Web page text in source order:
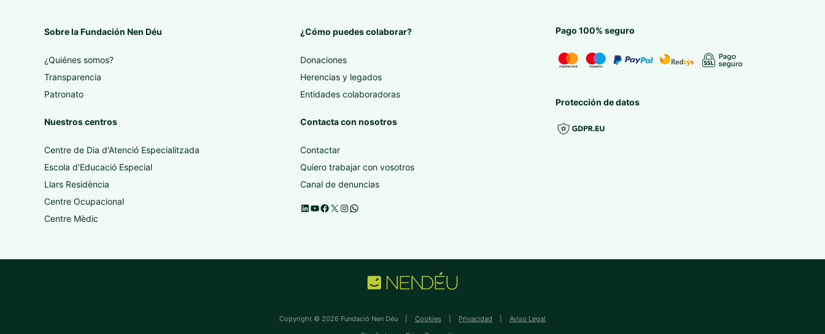
Sobre la Fundación Nen Déu
¿Quiénes somos?
Transparencia
Patronato
Nuestros centros
Centre de Dia d'Atenció Especialitzada
Escola d'Educació Especial
Llars Residència
Centre Ocupacional
Centre Mèdic
¿Cómo puedes colaborar?
Donaciones
Herencias y legados
Entidades colaboradoras
Contacta con nosotros
Contactar
Quiero trabajar con vosotros
Canal de denuncias
Pago 100% seguro
Protección de datos
Copyright © 2026 Fundació Nen Déu | Cookies Privacidad
Aviso Legal